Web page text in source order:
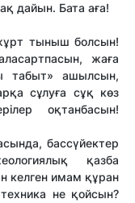
дайын. Бата аға!
тыныш болсын!
жаға
табыт» ашылсын,
сұлуға сұқ көз
оқтанбасын!
бассүйектер
қазба
келген имам құран
не қойсын?